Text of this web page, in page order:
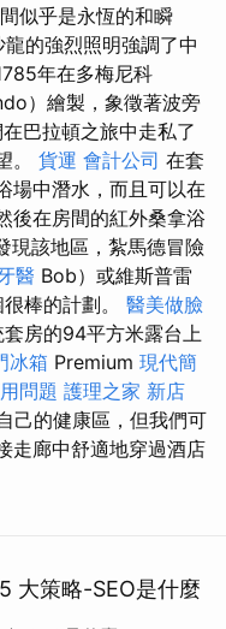
似乎是永恆的和瞬
的強烈照明強調了中
年在多梅尼科
）繪製，象徵著波旁
巴拉頓之旅中走私了
。 貨運 會計公司 在套
場中潛水，而且可以在
後在房間的紅外桑拿浴
現該地區，紮馬德冒險
醫 Bob）或維斯普雷
棒的計劃。 醫美做臉
房的94平方米露台上
冰箱 Premium 現代簡
問題 護理之家 新店
己的健康區，但我們可
走廊中舒適地穿過酒店
大策略-SEO是什麼